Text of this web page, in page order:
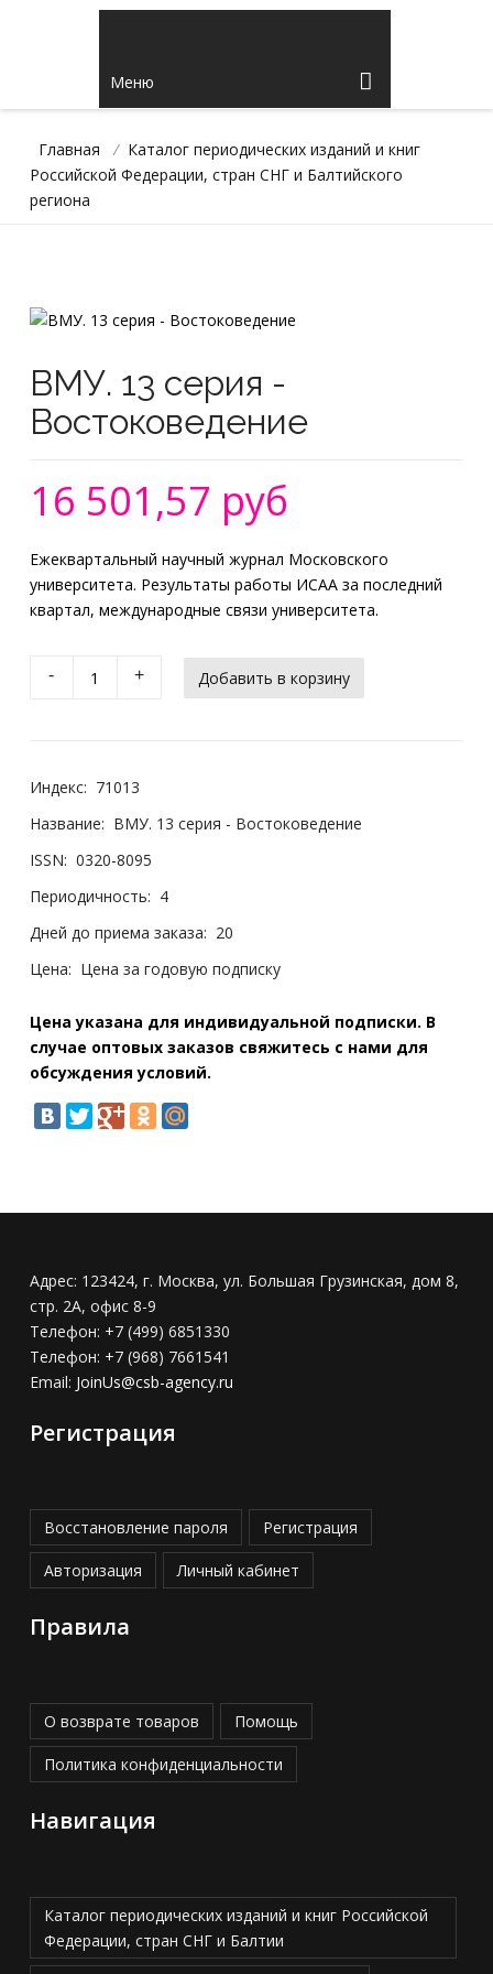
Меню
Главная / Каталог периодических изданий и книг
Российской Федерации, стран СНГ и Балтийского
региона
ВМУ. 13 серия -
Востоковедение
16 501,57 руб
Ежеквартальный научный журнал Московского
университета. Результаты работы ИСАА за последний
квартал, международные связи университета.
- +
Индекс: 71013
Название: ВМУ. 13 серия - Востоковедение
ISSN: 0320-8095
Периодичность: 4
Дней до приема заказа: 20
Цена: Цена за годовую подписку
Цена указана для индивидуальной подписки. В
случае оптовых заказов свяжитесь с нами для
обсуждения условий.
Адрес: 123424, г. Москва, ул. Большая Грузинская, дом 8,
стр. 2А, офис 8-9
Телефон: +7 (499) 6851330
Телефон: +7 (968) 7661541
Email: JoinUs@csb-agency.ru
Регистрация
Восстановление пароля Регистрация
Авторизация Личный кабинет
Правила
О возврате товаров Помощь
Политика конфиденциальности
Навигация
Каталог периодических изданий и книг Российской
Федерации, стран СНГ и Балтии